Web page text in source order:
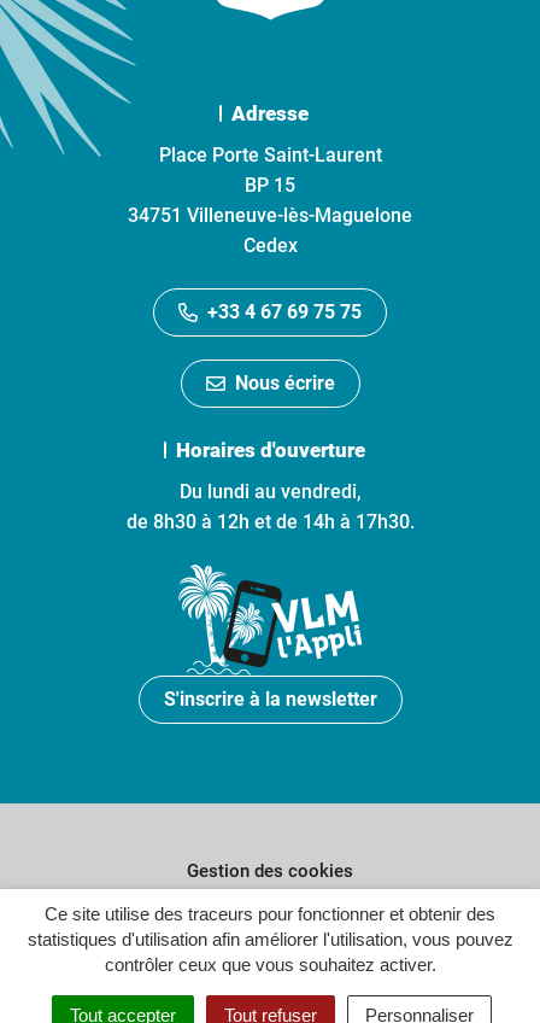
Ce site utilise des traceurs pour fonctionner et obtenir des
statistiques d'utilisation afin améliorer l'utilisation, vous pouvez
contrôler ceux que vous souhaitez activer.
Tout accepter Tout refuser Personnaliser
Adresse
Place Porte Saint-Laurent
BP 15
34751 Villeneuve-lès-Maguelone
Cedex
+33 4 67 69 75 75
Nous écrire
Horaires d'ouverture
Du lundi au vendredi,
de 8h30 à 12h et de 14h à 17h30.
S'inscrire à la newsletter
Gestion des cookies
Plan du site
Politique de confidentialité
Crédits